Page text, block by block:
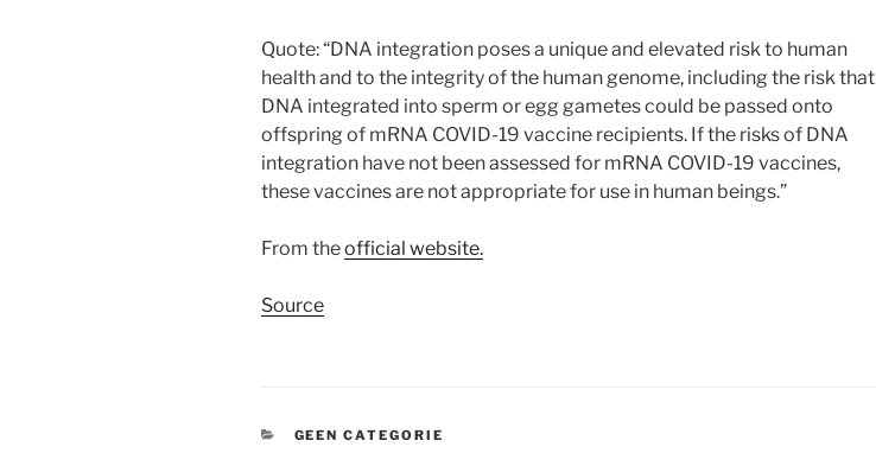
Quote: “DNA integration poses a unique and elevated risk to human
health and to the integrity of the human genome, including the risk that
DNA integrated into sperm or egg gametes could be passed onto
offspring of mRNA COVID-19 vaccine recipients. If the risks of DNA
integration have not been assessed for mRNA COVID-19 vaccines,
these vaccines are not appropriate for use in human beings.”
From theofficial website.
Source
CATEGORIEËN
GEEN CATEGORIE